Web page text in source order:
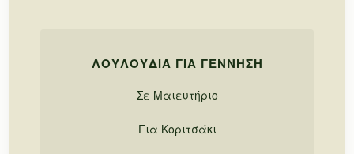
ΛΟΥΛΟΎΔΙΑ ΓΙΑ ΓΈΝΝΗΣΗ
Σε Μαιευτήριο
Για Κοριτσάκι